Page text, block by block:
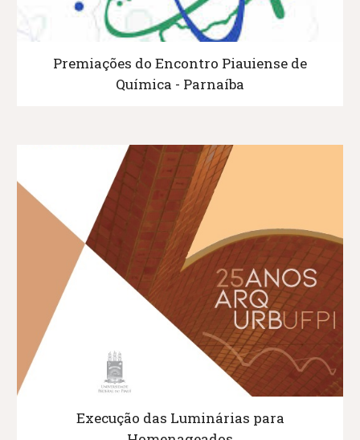
Premiações do Encontro Piauiense de
Química - Parnaíba
Execução das Luminárias para